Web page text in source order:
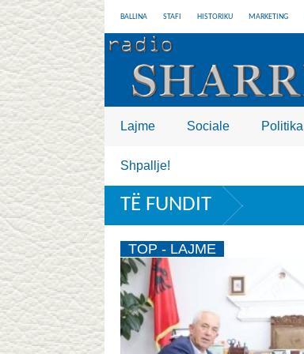
BALLINA STAFI HISTORIKU MARKETING
Lajme Sociale Politika
Shpallje!
TË FUNDIT
TOP - LAJME